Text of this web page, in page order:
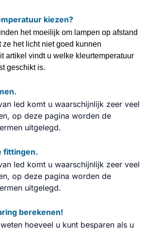
kiezen?
het moeilijk om lampen op afstand
ze het licht niet goed kunnen
artikel vindt u welke kleurtemperatuur
geschikt is.
led komt u waarschijnlijk zeer veel
op deze pagina worden de
uitgelegd.
fittingen.
led komt u waarschijnlijk zeer veel
op deze pagina worden de
uitgelegd.
berekenen!
hoeveel u kunt besparen als u